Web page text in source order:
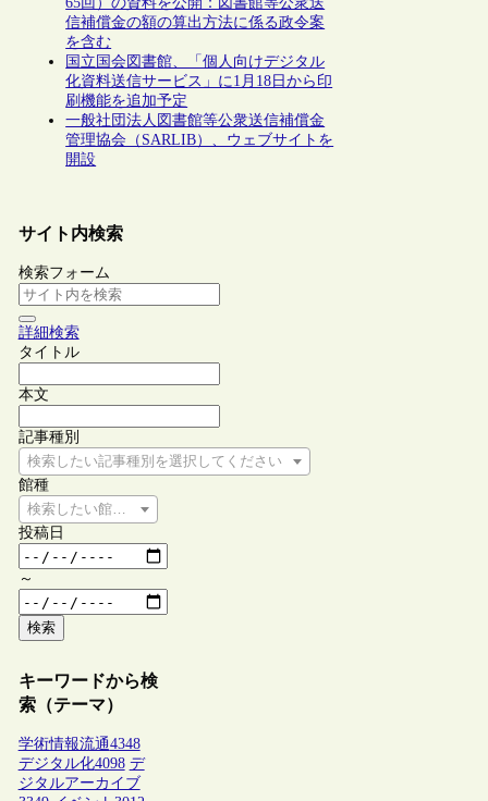
信補償金の額の算出方法に係る政令案
を含む
国立国会図書館、「個人向けデジタル
化資料送信サービス」に1月18日から印
刷機能を追加予定
一般社団法人図書館等公衆送信補償金
管理協会（SARLIB）、ウェブサイトを
開設
サイト内検索
検索フォーム
詳細検索
タイトル
本文
記事種別
検索したい記事種別を選択してください
館種
検索したい館種を選択してください
投稿日
～
検索
キーワードから検
索（テーマ）
学術情報流通4348
デジタル化4098 デ
ジタルアーカイブ